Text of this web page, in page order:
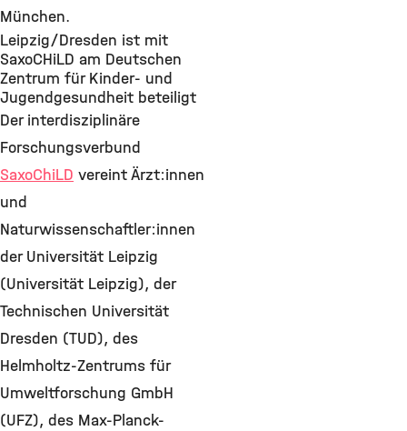
München.
Leipzig/Dresden ist mit
SaxoCHiLD am Deutschen
Zentrum für Kinder- und
Jugendgesundheit beteiligt
Der interdisziplinäre
Forschungsverbund
SaxoChiLD vereint Ärzt:innen
und
Naturwissenschaftler:innen
der Universität Leipzig
(Universität Leipzig), der
Technischen Universität
Dresden (TUD), des
Helmholtz-Zentrums für
Umweltforschung GmbH
(UFZ), des Max-Planck-